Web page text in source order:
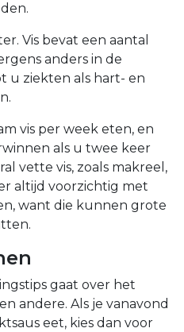
Vis bevat een aantal
anders in de
u ziekten als hart- en
vis per week eten, en
als u twee keer
vette vis, zoals makreel,
altijd voorzichtig met
want die kunnen grote
gaat over het
andere. Als je vanavond
eet, kies dan voor